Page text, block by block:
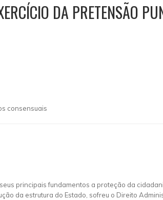
DA PRETENSÃO
consensuais
principais fundamentos a proteção da
da estrutura do Estado, sofreu o Direito